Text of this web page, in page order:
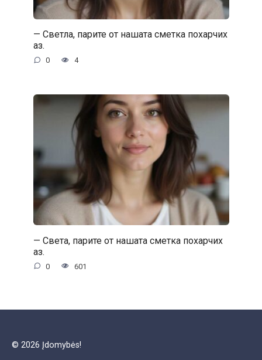
— Светла, парите от нашата сметка похарчих
аз.
0 4
— Света, парите от нашата сметка похарчих
аз.
0 601
© 2026 Įdomybės!